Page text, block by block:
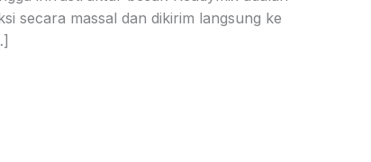
secara massal dan dikirim langsung ke